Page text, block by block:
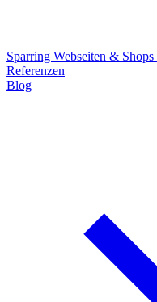
Sparring Webseiten & Shops
Referenzen
Blog